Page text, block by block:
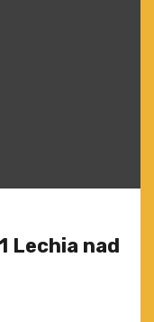
Lechia nad